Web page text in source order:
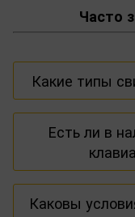
Часто
Какие типы
Мы предлагаем
красные,
Найдите свитчи
как Kailh и
Есть ли в
Конечно! У нас
подсветкойи
Каковы